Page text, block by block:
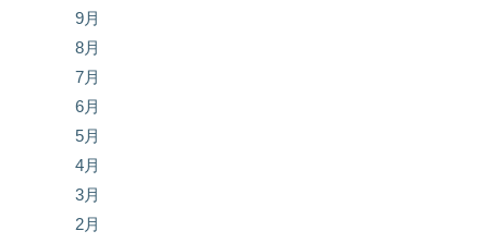
9月
8月
7月
6月
5月
4月
3月
2月